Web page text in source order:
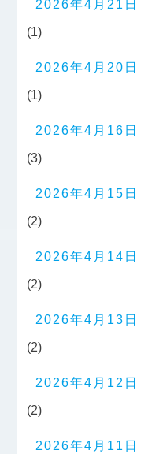
2026年4月21日
(1)
2026年4月20日
(1)
2026年4月16日
(3)
2026年4月15日
(2)
2026年4月14日
(2)
2026年4月13日
(2)
2026年4月12日
(2)
2026年4月11日